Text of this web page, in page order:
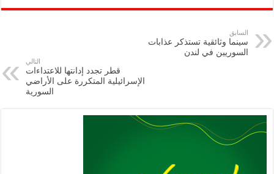
p
y
Li
eb
k
tt
nt
at
p
gr
ai
ar
السابق
سينما وثائقية تستذكر عذابات
السوريين في لندن
التالي
قطر تجدد إدانتها للاعتداءات
الإسرائيلية المتكررة على الأراضي
السورية